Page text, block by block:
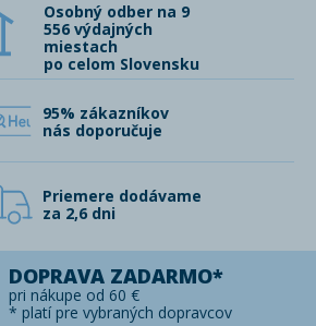
Osobný odber na 9
556 výdajných
miestach
po celom Slovensku
95% zákazníkov
nás doporučuje
Priemere dodávame
za 2,6 dni
DOPRAVA ZADARMO*
pri nákupe od 60 €
* platí pre vybraných dopravcov